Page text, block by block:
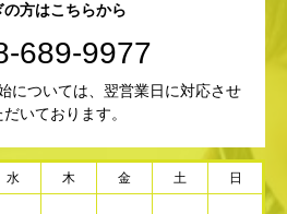
の方はこちらから
689-9977
については、翌営業日に対応させ
いております。
水 木 金 土 日